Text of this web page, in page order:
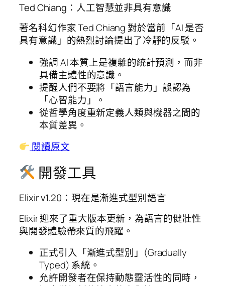
Ted Chiang：人工智慧並非具有意識
著名科幻作家 Ted Chiang 對於當前「AI 是否
具有意識」的熱烈討論提出了冷靜的反駁。
強調 AI 本質上是複雜的統計預測，而非
具備主體性的意識。
提醒人們不要將「語言能力」誤認為
「心智能力」。
從哲學角度重新定義人類與機器之間的
本質差異。
閱讀原文
開發工具
Elixir v1.20：現在是漸進式型別語言
Elixir 迎來了重大版本更新，為語言的健壯性
與開發體驗帶來質的飛躍。
正式引入「漸進式型別」(Gradually
Typed) 系統。
允許開發者在保持動態靈活性的同時，